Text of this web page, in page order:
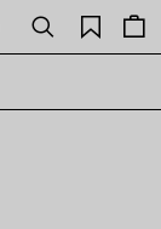
Rechercher